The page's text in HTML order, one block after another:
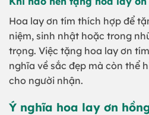
Hoa lay ơn tím thích hợp để
niệm, sinh nhật hoặc trong
trọng. Việc tặng hoa lay ơn
nghĩa về sắc đẹp mà còn thể
cho người nhận.
Ý nghĩa hoa lay ơn